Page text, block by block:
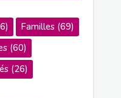
Familles(69)
(60)
(26)